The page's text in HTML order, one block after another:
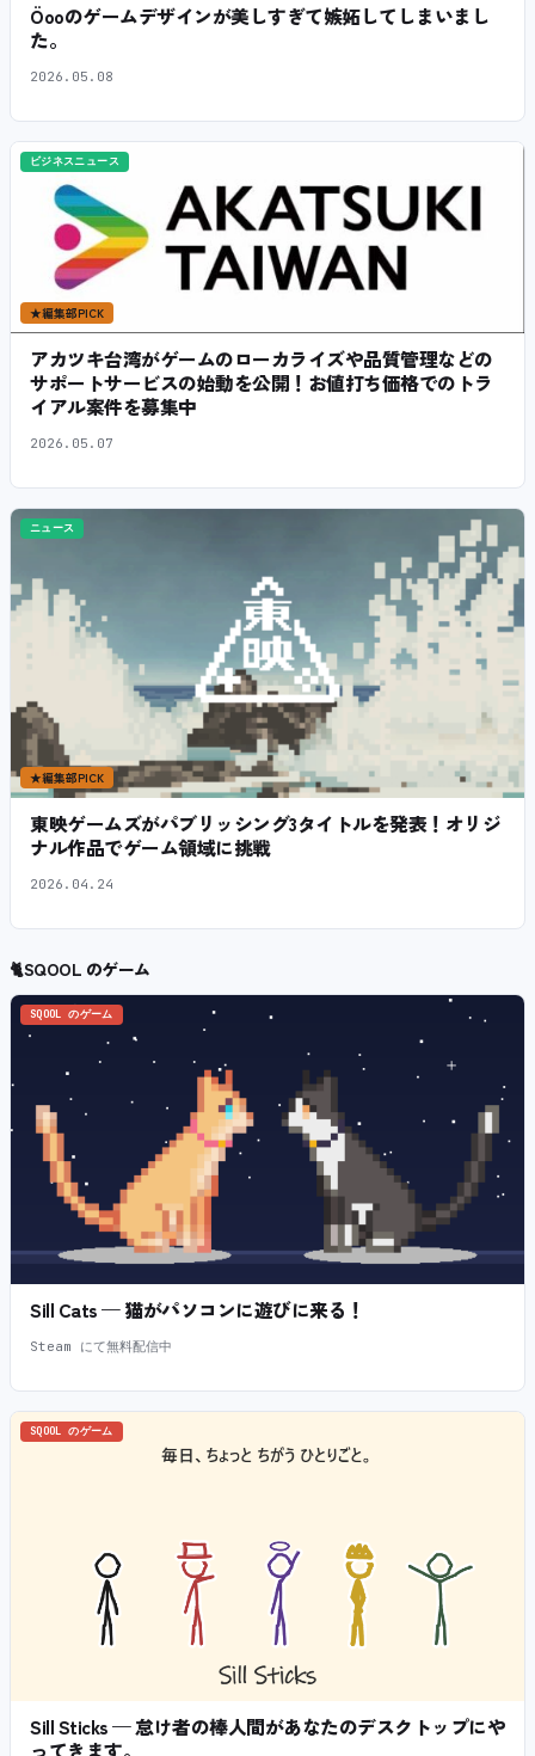
Öooのゲームデザインが美しすぎて嫉妬してしまいまし
た。
2026.05.08
ビジネスニュース
★編集部PICK
アカツキ台湾がゲームのローカライズや品質管理などの
サポートサービスの始動を公開！お値打ち価格でのトラ
イアル案件を募集中
2026.05.07
ニュース
★編集部PICK
東映ゲームズがパブリッシング3タイトルを発表！オリジ
ナル作品でゲーム領域に挑戦
2026.04.24
🐈SQOOL のゲーム
SQOOL のゲーム
Sill Cats — 猫がパソコンに遊びに来る！
Steam にて無料配信中
SQOOL のゲーム
Sill Sticks — 怠け者の棒人間があなたのデスクトップにや